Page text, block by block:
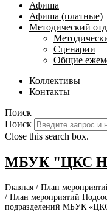
Афиша
Афиша (платные)
Методический
Сценарии
Общие
Коллективы
Контакты
Поиск
Поиск
Close this search box.
МБУК "ЦКС
Главная / План
/ План мероприятий
подразделений МБУК